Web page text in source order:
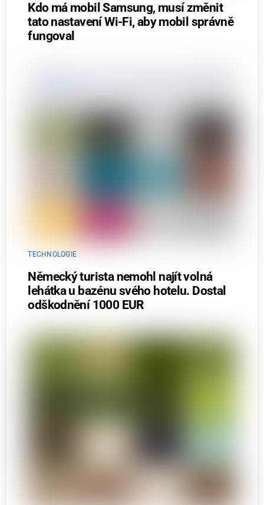
Kdo má mobil Samsung, musí změnit
tato nastavení Wi-Fi, aby mobil správně
fungoval
TECHNOLOGIE
Německý turista nemohl najít volná
lehátka u bazénu svého hotelu. Dostal
odškodnění 1000 EUR